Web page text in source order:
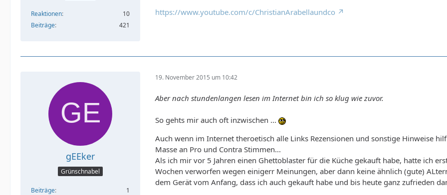
Reaktionen
10
Beiträge
421
https://www.youtube.com/c/ChristianArabellaundco
gEEker
Grünschnabel
Beiträge 1
19. November 2015 um 10:42
Aber nach stundenlangen lesen im Internet bin ich so klug wie zuvor.
So gehts mir auch oft inzwischen ...
Auch wenn im Internet theroetisch alle Links Rezensionen und sonstige Hinweise
Masse an Pro und Contra Stimmen...
Als ich mir vor 5 Jahren einen Ghettoblaster für die Küche gekauft habe, hatte ich
Wochen verworfen wegen einigerr Meinungen, aber dann keine ähnlich (gute)
dem Gerät vom Anfang, dass ich auch gekauft habe und bis heute ganz zufrieden